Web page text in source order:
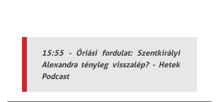
15:55 - Óriási fordulat: Szentkirályi
Alexandra tényleg visszalép? - Hetek
Podcast